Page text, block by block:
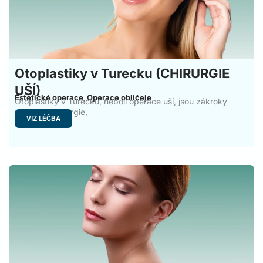
Otoplastiky v Turecku (CHIRURGIE
UŠÍ)
Estetické operace,Operace obličeje
Otoplastiky v Turecku, neboli operace uší, jsou zákroky
plastické chirurgie,
VIZ LÉČBA